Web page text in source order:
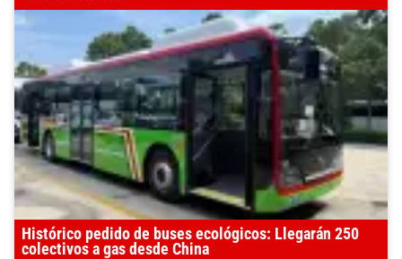
Histórico pedido de buses ecológicos: Llegarán 250
colectivos a gas desde China